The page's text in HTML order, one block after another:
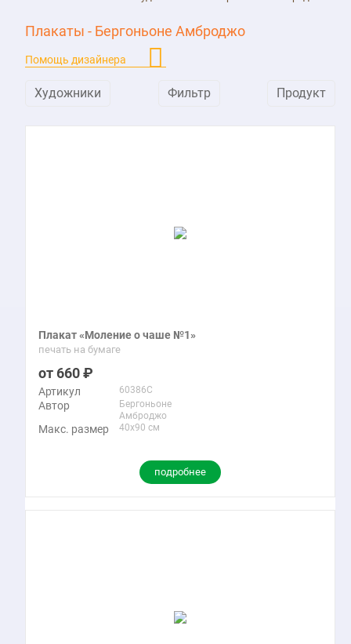
Плакаты - Бергоньоне Амброджо
Помощь дизайнера
Художники Фильтр Продукт
Плакат «Моление о чаше №1»
печать на бумаге
660
Артикул 60386C
Автор
Бергоньоне
Амброджо
Макс. размер 40x90 см
подробнее